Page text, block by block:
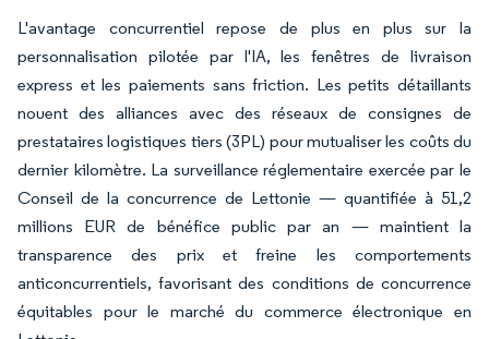
L'avantage concurrentiel repose de plus en plus sur la
personnalisation pilotée par l'IA, les fenêtres de livraison
express et les paiements sans friction. Les petits détaillants
nouent des alliances avec des réseaux de consignes de
prestataires logistiques tiers (3PL) pour mutualiser les coûts du
dernier kilomètre. La surveillance réglementaire exercée par le
Conseil de la concurrence de Lettonie — quantifiée à 51,2
millions EUR de bénéfice public par an — maintient la
transparence des prix et freine les comportements
anticoncurrentiels, favorisant des conditions de concurrence
équitables pour le marché du commerce électronique en